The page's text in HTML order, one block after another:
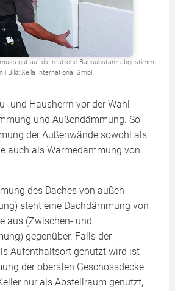
gut auf die restliche Bausubstanz abgestimmt
| Bild: Xella International GmbH
und Hausherrn vor der Wahl
und Außendämmung. So
der Außenwände sowohl als
auch als Wärmedämmung von
des Daches von außen
steht eine Dachdämmung von
aus (Zwischen- und
gegenüber. Falls der
Aufenthaltsort genutzt wird ist
der obersten Geschossdecke
nur als Abstellraum genutzt,